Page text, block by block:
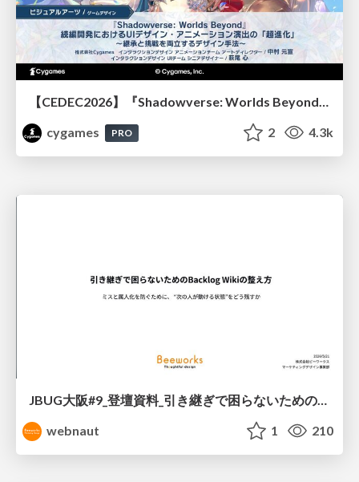
cygames
PRO 2 4.3k
JBUG大阪#9_登壇資料_引き継ぎで困らないためのBacklogWikiの整え方_ミスと属人化を防ぐために、 “次の人が動ける状態”をどう残すか
webnaut
1 210